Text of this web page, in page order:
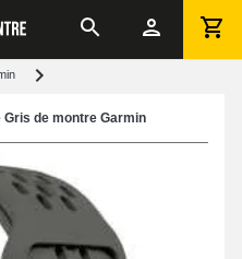
de montre Garmin